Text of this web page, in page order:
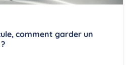
comment garder un